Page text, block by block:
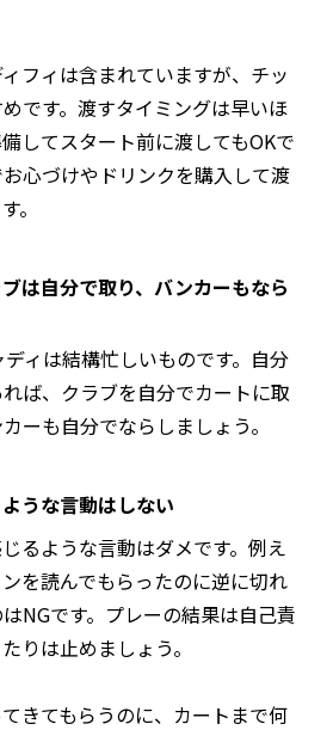
フィは含まれていますが、チッ
です。渡すタイミングは早いほ
してスタート前に渡してもOKで
心づけやドリンクを購入して渡
。
は自分で取り、バンカーもなら
ィは結構忙しいものです。自分
ば、クラブを自分でカートに取
ーも自分でならしましょう。
うな言動はしない
るような言動はダメです。例え
を読んでもらったのに逆に切れ
NGです。プレーの結果は自己責
りは止めましょう。
きてもらうのに、カートまで何